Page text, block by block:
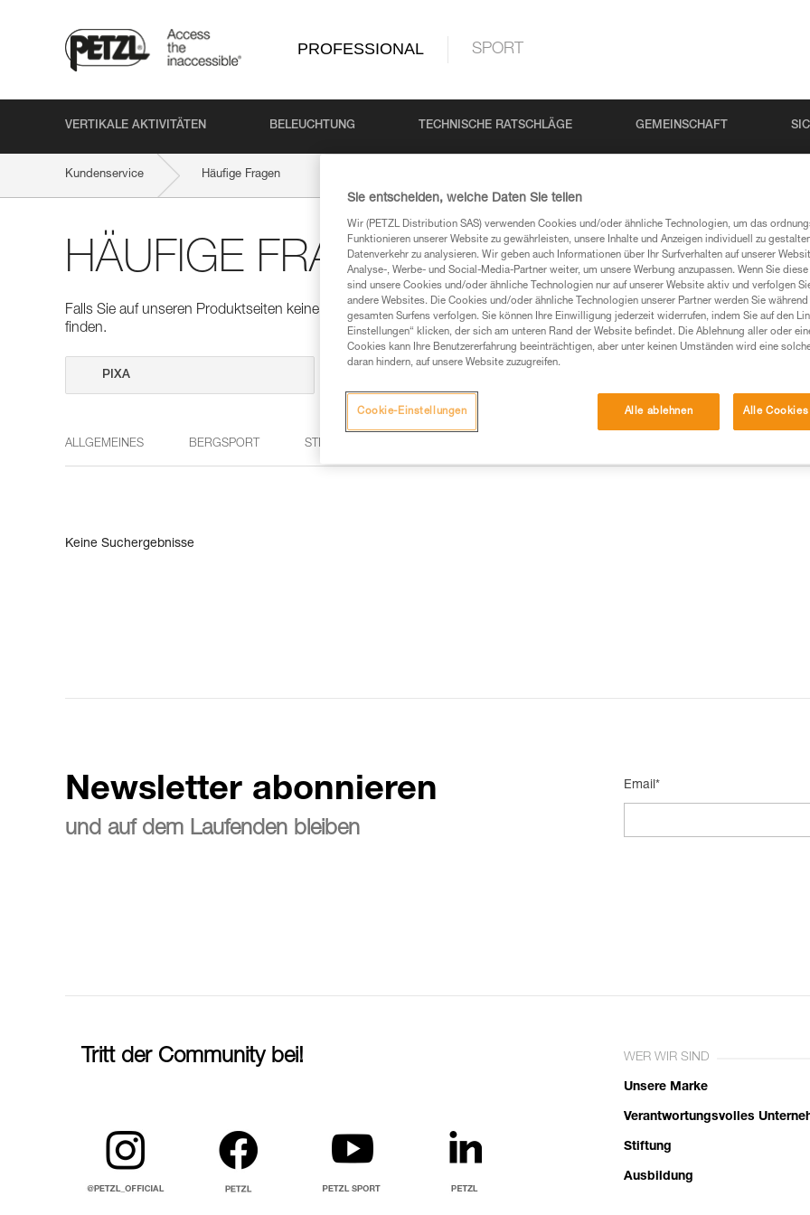
PROFESSIONAL SPORT
VERTIKALE AKTIVITÄTEN BELEUCHTUNG TECHNISCHE RATSCHLÄGE GEMEINSCHAFT
Kundenservice Häufige Fragen
HÄUFIGE FRAGEN
Falls Sie auf unseren Produktseiten keine Antworten auf Ihre Fragen gefunden haben, sollten Sie sie hier
finden.
ALLGEMEINES BERGSPORT STIRNLAMPEN
Keine Suchergebnisse
Newsletter abonnieren
und auf dem Laufenden bleiben
Email*
Tritt der Community bei! WER WIR SIND
Unsere Marke
Verantwortungsvolles
Stiftung
Ausbildung
Sie entscheiden, welche Daten Sie teilen
Wir (PETZL Distribution SAS) verwenden Cookies und/oder ähnliche Technologien, um das
Funktionieren unserer Website zu gewährleisten, unsere Inhalte und Anzeigen individuell zu
Datenverkehr zu analysieren. Wir geben auch Informationen über Ihr Surfverhalten auf unserer
Analyse-, Werbe- und Social-Media-Partner weiter, um unsere Werbung anzupassen. Wenn Sie
sind unsere Cookies und/oder ähnliche Technologien nur auf unserer Website aktiv und verfolgen
andere Websites. Die Cookies und/oder ähnliche Technologien unserer Partner werden Sie während
gesamten Surfens verfolgen. Sie können Ihre Einwilligung jederzeit widerrufen, indem Sie auf den
Einstellungen“ klicken, der sich am unteren Rand der Website befindet. Die Ablehnung aller oder
Cookies kann Ihre Benutzererfahrung beeinträchtigen, aber unter keinen Umständen wird eine
daran hindern, auf unsere Website zuzugreifen.
Alle ablehnen Alle Cookies
Cookie-Einstellungen